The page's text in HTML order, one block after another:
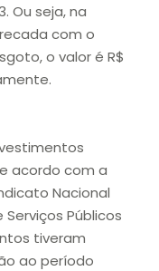
Ou seja, na
com o
o valor é R$
acordo com a
Nacional
Públicos
tiveram
ao período